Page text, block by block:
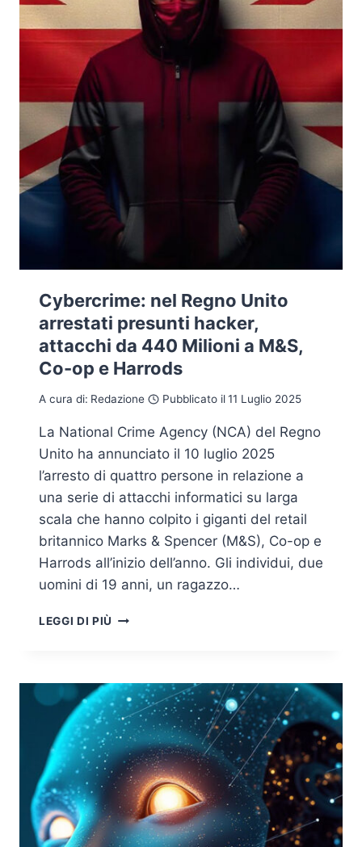
Cybercrime: nel Regno Unito
arrestati presunti hacker,
attacchi da 440 Milioni a M&S,
Co-op e Harrods
A cura di: Redazione Pubblicato il11 Luglio 2025
La National Crime Agency (NCA) del Regno
Unito ha annunciato il 10 luglio 2025
l’arresto di quattro persone in relazione a
una serie di attacchi informatici su larga
scala che hanno colpito i giganti del retail
britannico Marks & Spencer (M&S), Co-op e
Harrods all’inizio dell’anno. Gli individui, due
uomini di 19 anni, un ragazzo…
LEGGI DI PIÙ CYBERCRIME:
ARRESTATI
PRESUNTI
HACKER,
ATTACCHI
DA
440
MILIONI
A
M&S,
CO-